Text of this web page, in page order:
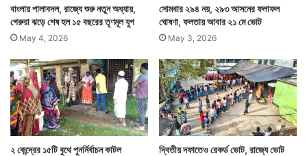
বাংলায় পালাবদল, রাজ্যে শুরু নতুন অধ্যায়,
গেরুয়া ঝড়ে শেষ হল ১৫ বছরের তৃণমূল যুগ
May 4, 2026
সোমবার ২৯৪ নয়, ২৯৩ আসনের ফলাফল
ঘোষণা, ফলতায় আবার ২১ মে ভোট
May 3, 2026
২ কেন্দ্রের ১৫টি বুথে পুনর্নির্বাচন কাটল
দ্বিতীয় দফাতেও রেকর্ড ভোট, রাজ্যে ভোট